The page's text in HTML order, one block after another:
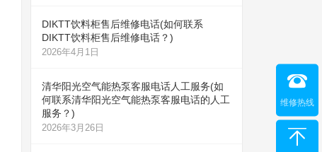
DIKTT饮料柜售后维修电话(如何联系
DIKTT饮料柜售后维修电话？)
2026年4月1日
清华阳光空气能热泵客服电话人工服务(如
何联系清华阳光空气能热泵客服电话的人工
服务？)
2026年3月26日
维修热线